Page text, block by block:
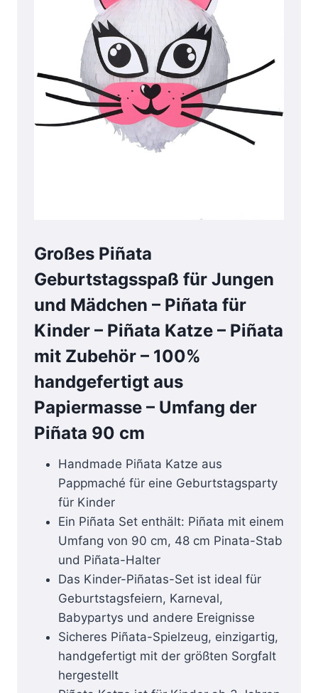
Großes Piñata
Geburtstagsspaß für Jungen
und Mädchen – Piñata für
Kinder – Piñata Katze – Piñata
mit Zubehör – 100%
handgefertigt aus
Papiermasse – Umfang der
Piñata 90 cm
Handmade Piñata Katze aus
Pappmaché für eine Geburtstagsparty
für Kinder
Ein Piñata Set enthält: Piñata mit einem
Umfang von 90 cm, 48 cm Pinata-Stab
und Piñata-Halter
Das Kinder-Piñatas-Set ist ideal für
Geburtstagsfeiern, Karneval,
Babypartys und andere Ereignisse
Sicheres Piñata-Spielzeug, einzigartig,
handgefertigt mit der größten Sorgfalt
hergestellt